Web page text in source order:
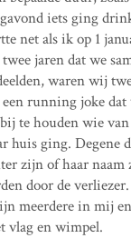
iets ging
net als ik op 1
jaren dat we
waren wij
running joke dat
te houden wie
huis ging.
zijn of haar naam
door de
meerdere in mij
vlag en wimpel.